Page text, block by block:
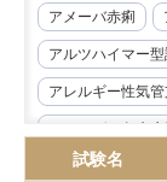
アメーバ赤痢
アルツハイマー
アレルギー性気
イマチニブ
試験名